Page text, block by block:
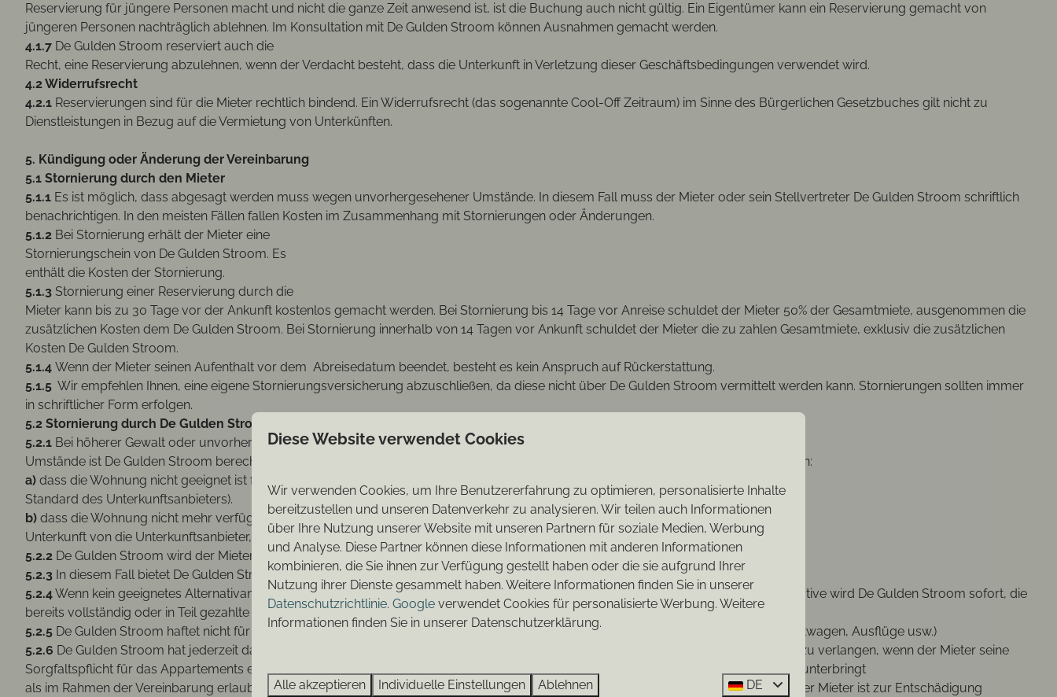
Reservierung für jüngere Personen macht und nicht die ganze Zeit anwesend ist, ist die Buchung auch nicht gültig. Ein Eigentümer kann ein Reservierung gemacht von
jüngeren Personen nachträglich ablehnen. Im Konsultation mit De Gulden Stroom können Ausnahmen gemacht werden.
4.1.7 De Gulden Stroom reserviert auch die
Recht, eine Reservierung abzulehnen, wenn der Verdacht besteht, dass die Unterkunft in Verletzung dieser Geschäftsbedingungen verwendet wird.
4.2 Widerrufsrecht
4.2.1 Reservierungen sind für die Mieter rechtlich bindend. Ein Widerrufsrecht (das sogenannte Cool-Off Zeitraum) im Sinne des Bürgerlichen Gesetzbuches gilt nicht zu
Dienstleistungen in Bezug auf die Vermietung von Unterkünften.
5. Kündigung oder Änderung der Vereinbarung
5.1 Stornierung durch den Mieter
5.1.1 Es ist möglich, dass abgesagt werden muss wegen unvorhergesehener Umstände. In diesem Fall muss der Mieter oder sein Stellvertreter De Gulden Stroom schriftlich
benachrichtigen. In den meisten Fällen fallen Kosten im Zusammenhang mit Stornierungen oder Änderungen.
5.1.2 Bei Stornierung erhält der Mieter eine
Stornierungschein von De Gulden Stroom. Es
enthält die Kosten der Stornierung.
5.1.3Stornierung einer Reservierung durch die
Mieter kann bis zu 30 Tage vor der Ankunft kostenlos gemacht werden. Bei Stornierung bis 14 Tage vor Anreise schuldet der Mieter 50% der Gesamtmiete, ausgenommen die
zusätzlichen Kosten dem De Gulden Stroom. Bei Stornierung innerhalb von 14 Tagen vor Ankunft schuldet der Mieter die zu zahlen Gesamtmiete, exklusiv die zusätzlichen
Kosten De Gulden Stroom.
5.1.4Wenn der Mieter seinen Aufenthalt vor dem Abreisedatum beendet, besteht es kein Anspruch auf Rückerstattung.
5.1.5 Wir empfehlen Ihnen, eine eigene Stornierungsversicherung abzuschließen, da diese nicht über De Gulden Stroom vermittelt werden kann. Stornierungen sollten immer
in schriftlicher Form erfolgen.
5.2 Stornierung durch De Gulden Stroom
5.2.1 Bei höherer Gewalt oder unvorhergesehen
Umstände ist De Gulden Stroom berechtigt ein Reservierung zu stornieren. Unvorhergesehene Umstände und Höhere Gewalt umfassen:
a)dass die Wohnung nicht geeignet ist für Vermietung (zum Beispiel wegen Überschwemmungen, Feuer oder
Standard des Unterkunftsanbieters).
b)dass die Wohnung nicht mehr verfügbar ist (zum Beispiel aufgrund des plötzlichen Verkaufs der
Unterkunft von die Unterkunftsanbieter, eine doppelt platzierte Reservierung oder Insolvenz des Unterkunftsanbieters).
5.2.2 De Gulden Stroom wird der Mieter unverzüglich informieren unter Angabe des Grundes, telefonisch oder schriftlich.
5.2.3 In diesem Fall bietet De Gulden Stroom eine gleichwertige Unterkunft zur gleichen Miete.
5.2.4Wenn kein geeignetes Alternativangebot möglich ist gemacht, oder der Mieter ist nicht einverstanden mit dem angebotene Alternative wird De Gulden Stroom sofort, die
bereits vollständig oder in Teil gezahlte Miete erstatten ohne das De Gulden Stroom dem Mieter eine Entschädigung schuldet.
5.2.5 De Gulden Stroom haftet nicht für die Kosten für Leistungen, die der (Mit-) Mieter selbst gebucht hat (zum Beispiel Flugtickets, Mietwagen, Ausflüge usw.)
5.2.6 De Gulden Stroom hat jederzeit das Recht, den Vertrag mit sofortiger Wirkung zu kündigen und die Räumung des Appartements zu verlangen, wenn der Mieter seine
Sorgfaltspflicht für das Appartements ernsthaft vernachlässigt, unter anderem wenn er mehr oder andere Personen im Appartements unterbringt
als im Rahmen der Vereinbarung erlaubt. In diesem Fall wird die Miete und/oder Kaution oder Teile davon nicht zurückerstattet. Auch der Mieter ist zur Entschädigung
Diese Website verwendet Cookies
Wir verwenden Cookies, um Ihre Benutzererfahrung zu optimieren, personalisierte Inhalte
bereitzustellen und unseren Datenverkehr zu analysieren. Wir teilen auch Informationen
über Ihre Nutzung unserer Website mit unseren Partnern für soziale Medien, Werbung
und Analyse. Diese Partner können diese Informationen mit anderen Informationen
kombinieren, die Sie ihnen zur Verfügung gestellt haben oder die sie aufgrund Ihrer
Nutzung ihrer Dienste gesammelt haben. Weitere Informationen finden Sie in unserer
Datenschutzrichtlinie. Google verwendet Cookies für personalisierte Werbung. Weitere
Informationen finden Sie in unserer Datenschutzerklärung.
Alle akzeptieren Individuelle Einstellungen Ablehnen DE